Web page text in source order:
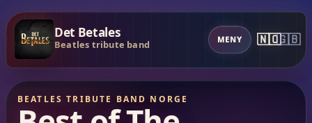
Det Betales
Beatles tribute band MENY 🇳🇴🇬🇧
BEATLES TRIBUTE BAND NORGE